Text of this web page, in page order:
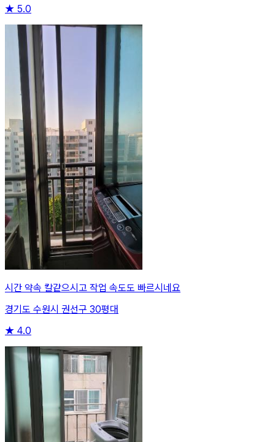
★ 5.0
시간 약속 칼같으시고 작업 속도도 빠르시네요
경기도 수원시 권선구 30평대
★ 4.0